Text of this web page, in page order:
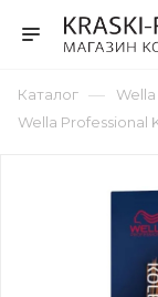
Каталог —
Wella Professional